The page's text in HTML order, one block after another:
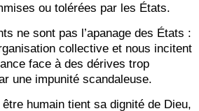
ou tolérées par les États.
ne sont pas l’apanage des États :
collective et nous incitent
face à des dérives trop
une impunité scandaleuse.
humain tient sa dignité de Dieu,